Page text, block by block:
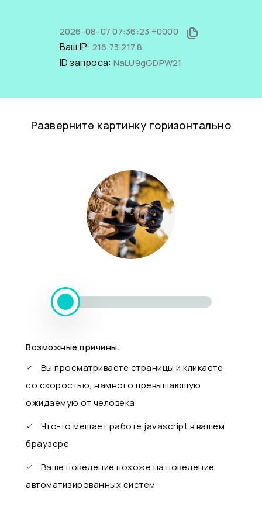
2026-08-07 07:36:23 +0000
Ваш IP: 216.73.217.8
ID запроса: NaLU9gGDPW21
Разверните картинку горизонтально
Возможные причины:
Вы просматриваете страницы и кликаете
со скоростью, намного превышающую
ожидаемую от человека
Что-то мешает работе javascript в вашем
браузере
Ваше поведение похоже на поведение
автоматизированных систем